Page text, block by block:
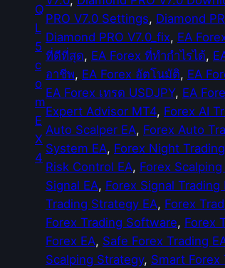
.
0
_
f
i
x
ชิ้
น
Q
L
5
c
o
m
E
X
4
PRO V7.0 Settings, Diamond
Diamond PRO V7.0_fix, EA
ที่ดีที่สุด, EA Forex ที่ทำกำไรได้,
อาชีพ, EA Forex อัตโนมัติ, EA
EA Forex เทรด USDJPY, EA
Expert Advisor MT4, Forex AI
Auto Scalper EA, Forex Auto
System EA, Forex Night
Risk Control EA, Forex
Signal EA, Forex Signal Trading
Trading Strategy EA, Forex
Forex Trading Software, Forex
Forex EA, Safe Forex Trading
Scalping Strategy, Smart Forex